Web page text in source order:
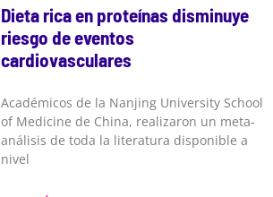
Dieta rica en proteínas disminuye
riesgo de eventos
cardiovasculares
Académicos de la Nanjing University School
of Medicine de China, realizaron un meta-
análisis de toda la literatura disponible a
nivel